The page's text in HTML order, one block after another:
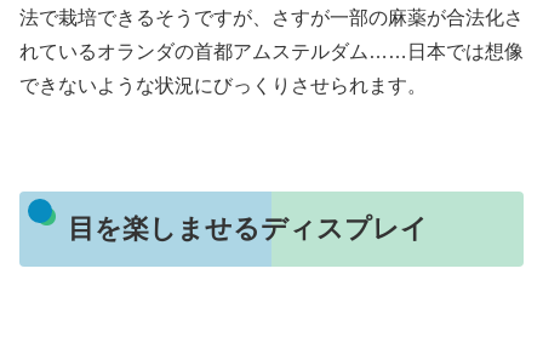
法で栽培できるそうですが、さすが一部の麻薬が合法化さ
れているオランダの首都アムステルダム……日本では想像
できないような状況にびっくりさせられます。
目を楽しませるディスプレイ